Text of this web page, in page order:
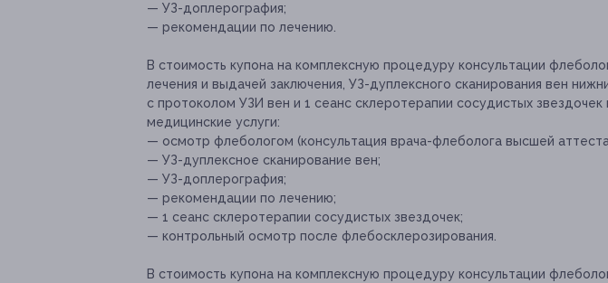
— УЗ-доплерография;
— рекомендации по лечению.
В стоимость купона на комплексную процедуру консультации
лечения и выдачей заключения, УЗ-дуплексного сканирования вен
с протоколом УЗИ вен и 1 сеанс склеротерапии сосудистых
медицинские услуги:
— осмотр флебологом (консультация врача-флеболога высшей
— УЗ-дуплексное сканирование вен;
— УЗ-доплерография;
— рекомендации по лечению;
— 1 сеанс склеротерапии сосудистых звездочек;
— контрольный осмотр после флебосклерозирования.
В стоимость купона на комплексную процедуру консультации